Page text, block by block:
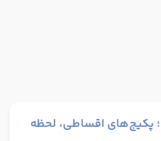
تور سریلانکا 1404؛ پکیج‌های اقساطی، لحظه